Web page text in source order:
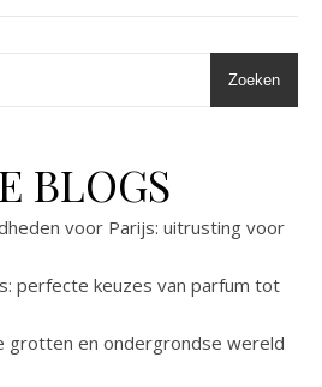
Zoeken
BLOGS
voor Parijs: uitrusting voor
perfecte keuzes van parfum tot
grotten en ondergrondse wereld